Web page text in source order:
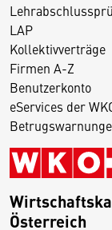
LAP
Kollektivverträge
Firmen A-Z
Benutzerkonto
eServices der
Österreich